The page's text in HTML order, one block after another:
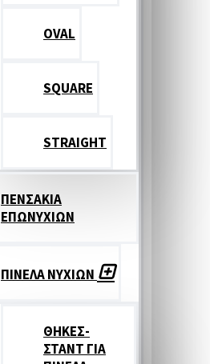
OVAL
SQUARE
STRAIGHT
ΠΕΝΣΑΚΙΑ
ΕΠΩΝΥΧΙΩΝ
ΠΙΝΕΛΑ ΝΥΧΙΩΝ
ΘΗΚΕΣ-
ΣΤΑΝΤ ΓΙΑ